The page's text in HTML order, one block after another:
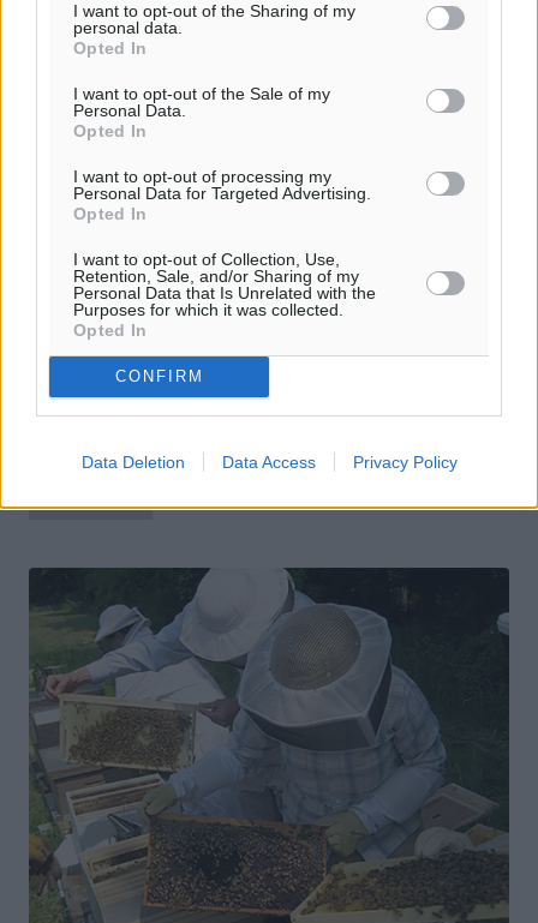
I want to opt-out of the Sharing of my
personal data.
Opted In
I want to opt-out of the Sale of my
Personal Data.
Opted In
I want to opt-out of processing my
Personal Data for Targeted Advertising.
Opted In
I want to opt-out of Collection, Use,
Retention, Sale, and/or Sharing of my
Personal Data that Is Unrelated with the
Purposes for which it was collected.
Opted In
CONFIRM
Data Deletion Data Access Privacy Policy
Σουλτς: Ελέφαντας σε υαλοπωλείο
καλύτερος διπλωμάτης από τον
Καμμένο
Άκρως επικριτικός για τον υπουργό Άμυνας Πάνο
Καμμένο είναι ο πρόεδρος του Ευρωπαϊκού
Κοινοβουλίου Μάρτιν Σουλτς σε συνέντευξή του που θα
14.03.15, 20:09